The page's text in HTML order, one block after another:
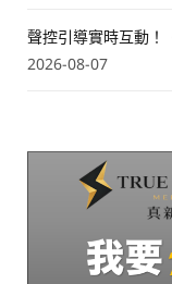
聲控引導實時互動！
2026-08-07